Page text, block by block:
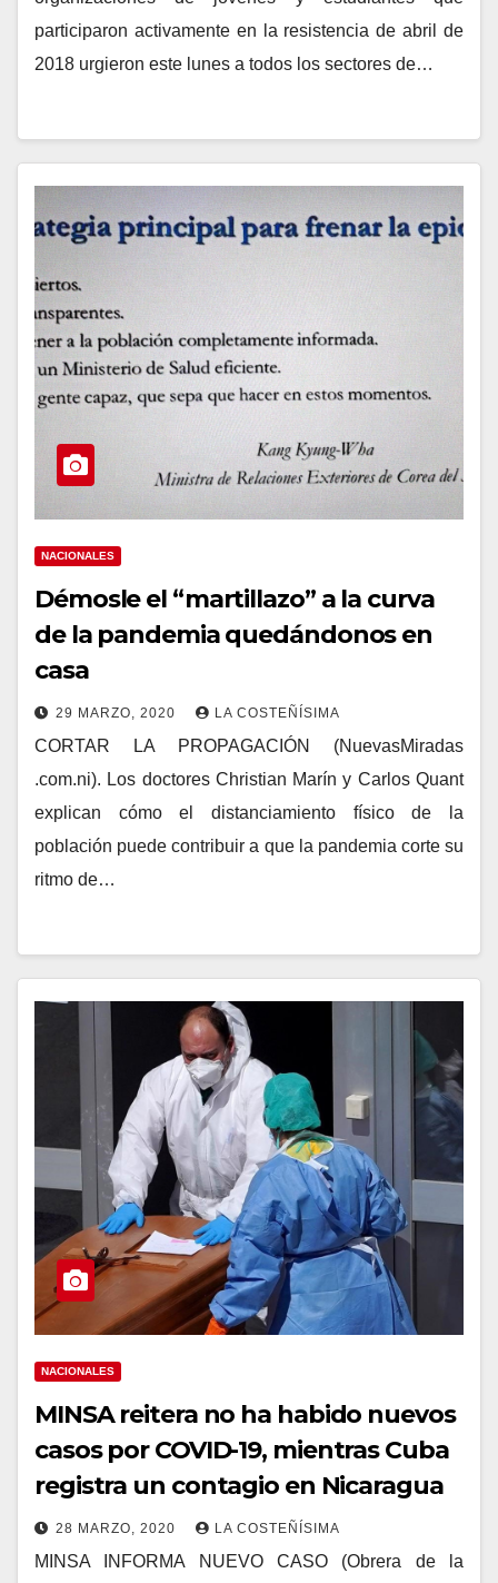
participaron activamente en la resistencia de abril de
2018 urgieron este lunes a todos los sectores de…
NACIONALES
Démosle el “martillazo” a la curva
de la pandemia quedándonos en
casa
29 MARZO, 2020 LA COSTEÑÍSIMA
CORTAR LA PROPAGACIÓN (NuevasMiradas
.com.ni). Los doctores Christian Marín y Carlos Quant
explican cómo el distanciamiento físico de la
población puede contribuir a que la pandemia corte su
ritmo de…
NACIONALES
MINSA reitera no ha habido nuevos
casos por COVID-19, mientras Cuba
registra un contagio en Nicaragua
28 MARZO, 2020 LA COSTEÑÍSIMA
MINSA INFORMA NUEVO CASO (Obrera de la